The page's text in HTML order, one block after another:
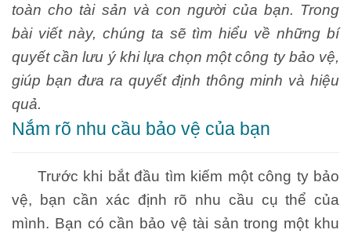
toàn cho tài sản và con người của bạn. Trong
bài viết này, chúng ta sẽ tìm hiểu về những bí
quyết cần lưu ý khi lựa chọn một công ty bảo vệ,
giúp bạn đưa ra quyết định thông minh và hiệu
quả.
Nắm rõ nhu cầu bảo vệ của bạn
Trước khi bắt đầu tìm kiếm một công ty bảo
vệ, bạn cần xác định rõ nhu cầu cụ thể của
mình. Bạn có cần bảo vệ tài sản trong một khu